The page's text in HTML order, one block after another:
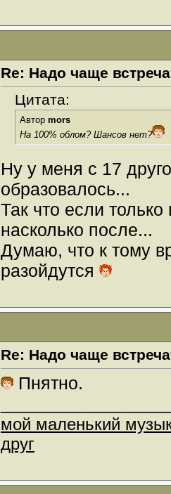
Re: Надо чаще
Цитата:
Автор mors
На 100% облом? Шансов нет?
Ну у меня с 17
образовалось...
Так что если
насколько после...
Думаю, что к тому
разойдутся
Re: Надо чаще
Пнятно.
мой маленький
друг